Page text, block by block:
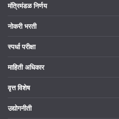
मंत्रिमंडळ निर्णय
नोकरी भरती
स्पर्धा परीक्षा
माहिती अधिकार
वृत्त विशेष
उद्योगनीती